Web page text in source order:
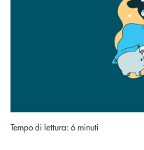
Tempo di lettura: 6 minuti